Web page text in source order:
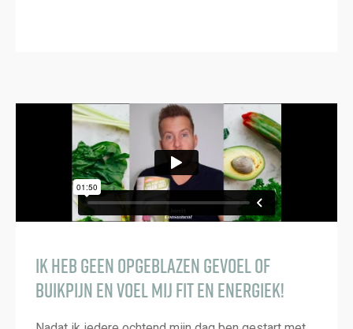
Ik heb geen opgeblazen gevoel of
buikpijn en voel mij fit en energiek!